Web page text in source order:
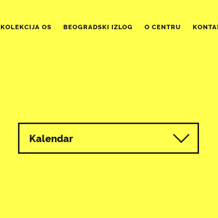
KOLEKCIJA OS BEOGRADSKI IZLOG O CENTRU
Kalendar